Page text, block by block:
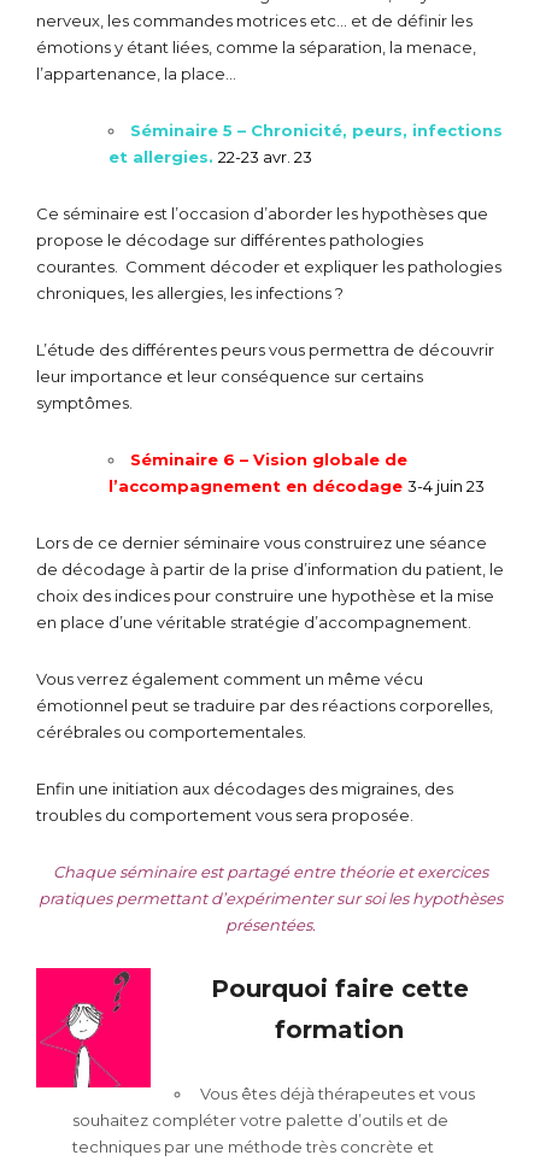
nerveux, les commandes motrices etc… et de définir les
émotions y étant liées, comme la séparation, la menace,
l’appartenance, la place…
Séminaire 5 – Chronicité, peurs, infections
et allergies. 22-23 avr. 23
Ce séminaire est l’occasion d’aborder les hypothèses que
propose le décodage sur différentes pathologies
courantes. Comment décoder et expliquer les pathologies
chroniques, les allergies, les infections ?
L’étude des différentes peurs vous permettra de découvrir
leur importance et leur conséquence sur certains
symptômes.
Séminaire 6 – Vision globale de
l’accompagnement en décodage 3-4 juin 23
Lors de ce dernier séminaire vous construirez une séance
de décodage à partir de la prise d’information du patient, le
choix des indices pour construire une hypothèse et la mise
en place d’une véritable stratégie d’accompagnement.
Vous verrez également comment un même vécu
émotionnel peut se traduire par des réactions corporelles,
cérébrales ou comportementales.
Enfin une initiation aux décodages des migraines, des
troubles du comportement vous sera proposée.
Chaque séminaire est partagé entre théorie et exercices
pratiques permettant d’expérimenter sur soi les hypothèses
présentées.
Pourquoi faire cette
formation
Vous êtes déjà thérapeutes et vous
souhaitez compléter votre palette d’outils et de
techniques par une méthode très concrète et